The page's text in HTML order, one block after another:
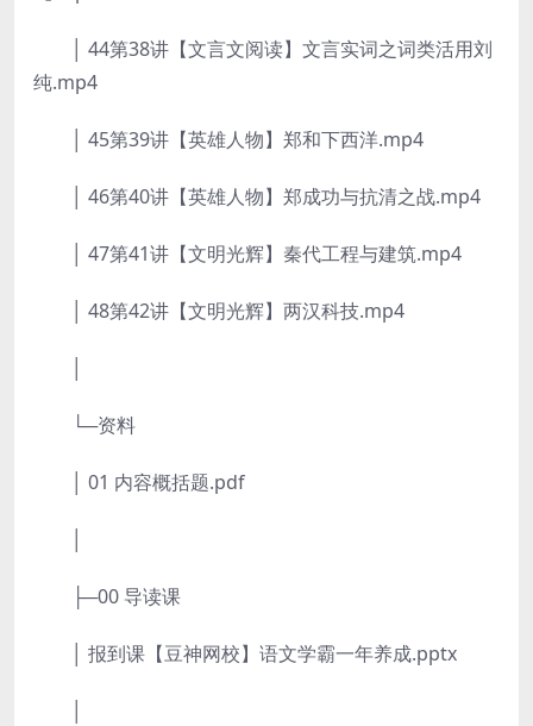
│ 44第38讲【文言文阅读】文言实词之词类活用刘
纯.mp4
│ 45第39讲【英雄人物】郑和下西洋.mp4
│ 46第40讲【英雄人物】郑成功与抗清之战.mp4
│ 47第41讲【文明光辉】秦代工程与建筑.mp4
│ 48第42讲【文明光辉】两汉科技.mp4
└─资料
│ 01 内容概括题.pdf
├─00 导读课
│ 报到课【豆神网校】语文学霸一年养成.pptx